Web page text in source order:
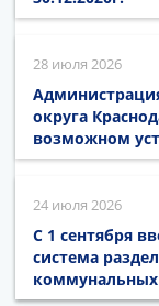
28 июля 2026
округа
возможном
24 июля 2026
С 1 сентября
система
коммунальных